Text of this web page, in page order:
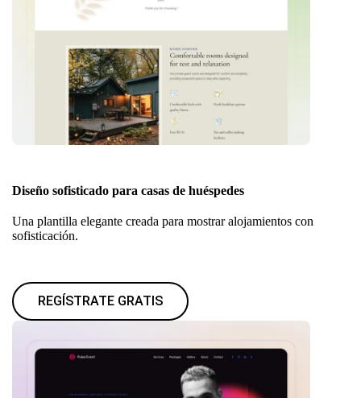
Diseño sofisticado para casas de huéspedes
Una plantilla elegante creada para mostrar alojamientos con
sofisticación.
REGÍSTRATE GRATIS